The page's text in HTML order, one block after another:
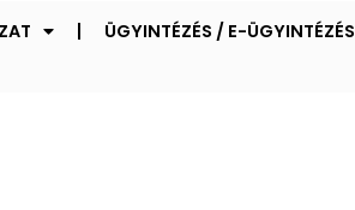
ÜGYINTÉZÉS / E-ÜGYINTÉZÉS